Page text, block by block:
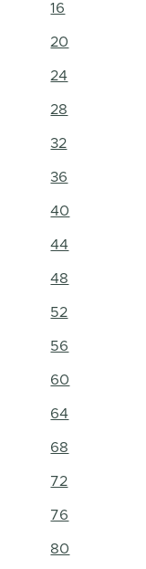
16
20
24
28
32
36
40
44
48
52
56
60
64
68
72
76
80